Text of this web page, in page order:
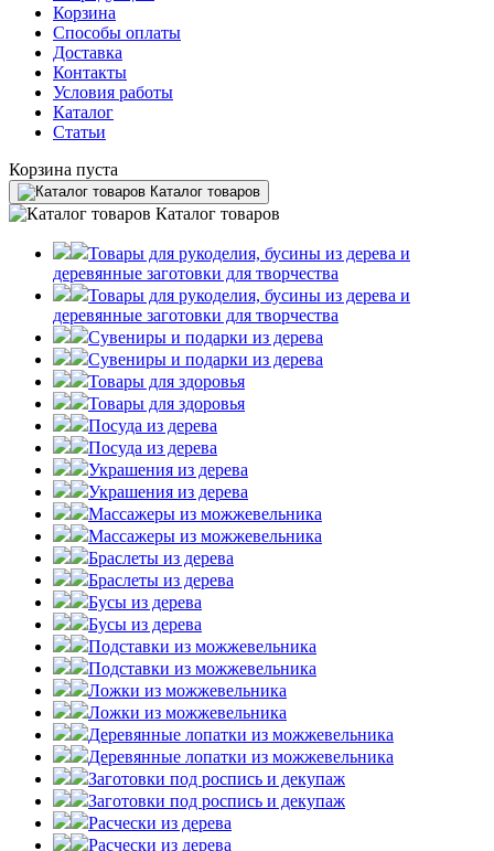
Корзина
Способы оплаты
Доставка
Контакты
Условия работы
Каталог
Статьи
Корзина пуста
Каталог товаров
Каталог товаров
Товары для рукоделия, бусины из дерева и
деревянные заготовки для творчества
Товары для рукоделия, бусины из дерева и
деревянные заготовки для творчества
Сувениры и подарки из дерева
Сувениры и подарки из дерева
Товары для здоровья
Товары для здоровья
Посуда из дерева
Посуда из дерева
Украшения из дерева
Украшения из дерева
Массажеры из можжевельника
Массажеры из можжевельника
Браслеты из дерева
Браслеты из дерева
Бусы из дерева
Бусы из дерева
Подставки из можжевельника
Подставки из можжевельника
Ложки из можжевельника
Ложки из можжевельника
Деревянные лопатки из можжевельника
Деревянные лопатки из можжевельника
Заготовки под роспись и декупаж
Заготовки под роспись и декупаж
Расчески из дерева
Расчески из дерева